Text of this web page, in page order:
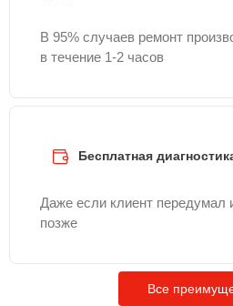
В 95% случаев ремонт
в течение 1-2 часов
Бесплатная
Даже если клиент передумал
позже
Все